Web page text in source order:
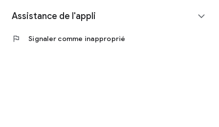
Assistance de l'appli expand_more
flag Signaler comme inapproprié